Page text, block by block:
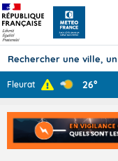
Fleurat 26°